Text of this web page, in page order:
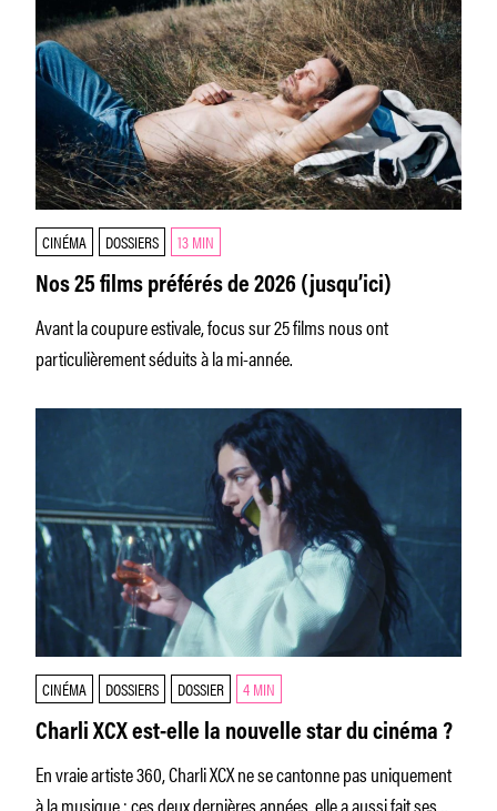
CINÉMA DOSSIERS 13 MIN
Nos 25 films préférés de 2026 (jusqu’ici)
Avant la coupure estivale, focus sur 25 films nous ont
particulièrement séduits à la mi-année.
CINÉMA DOSSIERS DOSSIER 4 MIN
Charli XCX est-elle la nouvelle star du cinéma ?
En vraie artiste 360, Charli XCX ne se cantonne pas uniquement
à la musique : ces deux dernières années, elle a aussi fait ses